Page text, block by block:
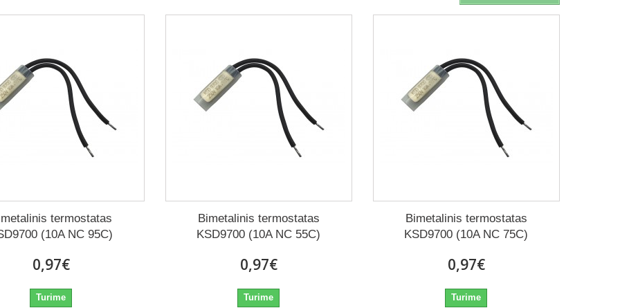
termostatas
(10A NC 95C)
0,97€
Turime
Bimetalinis termostatas
KSD9700 (10A NC 55C)
0,97€
Turime
Bimetalinis termostatas
KSD9700 (10A NC 75C)
0,97€
Turime